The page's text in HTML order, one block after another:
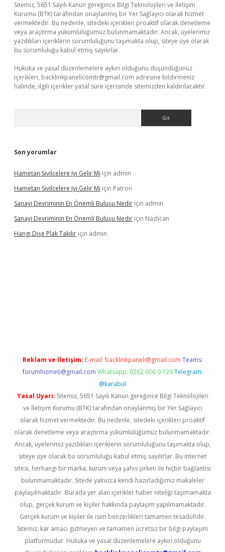
Sitemiz, 5651 Sayılı Kanun gereğince Bilgi Teknolojileri ve İletişim
Kurumu (BTK) tarafından onaylanmış bir Yer Sağlayıcı olarak hizmet
vermektedir. Bu nedenle, sitedeki içerikleri proaktif olarak denetleme
veya araştırma yükümlülüğümüz bulunmamaktadır. Ancak, üyelerimiz
yazdıkları içeriklerin sorumluluğunu taşımakta olup, siteye üye olarak
bu sorumluluğu kabul etmiş sayılırlar.
Hukuka ve yasal düzenlemelere aykırı olduğunu düşündüğünüz
içerikleri, backlinkpanelicomtr@gmail.com adresine bildirmeniz
halinde, ilgili içerikler yasal süre içerisinde sitemizden kaldırılacaktır.
Son yorumlar
Hametan Sivilcelere Iyi Gelir Mi için admin
Hametan Sivilcelere Iyi Gelir Mi için Patron
Sanayi Devriminin En Önemli Buluşu Nedir için admin
Sanayi Devriminin En Önemli Buluşu Nedir için Nazlıcan
Hangi Dişe Plak Takılır için admin
Reklam ve İletişim: E-mail: backlinkpaneli@gmail.com Teams:
forumhizmeti@gmail.com Whatsapp: 0262 606 0 726 Telegram:
@karabul
Yasal Uyarı: Sitemiz, 5651 Sayılı Kanun gereğince Bilgi Teknolojileri
ve İletişim Kurumu (BTK) tarafından onaylanmış bir Yer Sağlayıcı
olarak hizmet vermektedir. Bu nedenle, sitedeki içerikleri proaktif
olarak denetleme veya araştırma yükümlülüğümüz bulunmamaktadır.
Ancak, üyelerimiz yazdıkları içeriklerin sorumluluğunu taşımakta olup,
siteye üye olarak bu sorumluluğu kabul etmiş sayılırlar. Bu internet
sitesi, herhangi bir marka, kurum veya şahıs şirketi ile hiçbir bağlantısı
bulunmamaktadır. Sitede yalnızca kendi hazırladığımız makaleler
paylaşılmaktadır. Burada yer alan içerikler haber niteliği taşımamakta
olup, gerçek kurum ve kişiler hakkında paylaşım yapılmamaktadır.
Gerçek kurum ve kişiler ile isim benzerlikleri tamamen tesadüfidir.
Sitemiz, kar amacı gütmeyen ve tamamen ücretsiz bir bilgi paylaşım
platformudur. Hukuka ve yasal düzenlemelere aykırı olduğunu